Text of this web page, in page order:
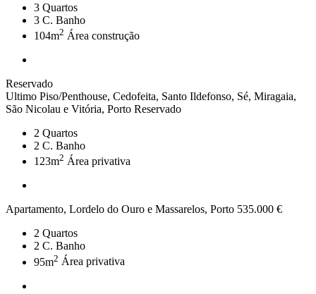
3 Quartos
3 C. Banho
104m2 Área construção
Reservado
Ultimo Piso/Penthouse, Cedofeita, Santo Ildefonso, Sé, Miragaia,
São Nicolau e Vitória, Porto Reservado
2 Quartos
2 C. Banho
123m2 Área privativa
Apartamento, Lordelo do Ouro e Massarelos, Porto 535.000 €
2 Quartos
2 C. Banho
95m2 Área privativa